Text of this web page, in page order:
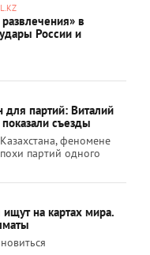
в
России и
партий: Виталий
съезды
феномене
партий одного
на картах мира.